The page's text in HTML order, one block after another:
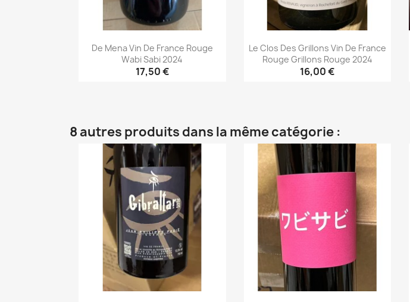
De Mena Vin De France Rouge
Wabi Sabi 2024
17,50 €
Le Clos Des Grillons Vin De France
Rouge Grillons Rouge 2024
16,00 €
8 autres produits dans la même catégorie :